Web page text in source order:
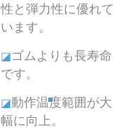
性と弾力性に優れて
います。
◪ゴムよりも長寿命
です。
◪動作温度範囲が大
幅に向上。